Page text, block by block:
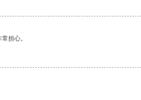
担心。